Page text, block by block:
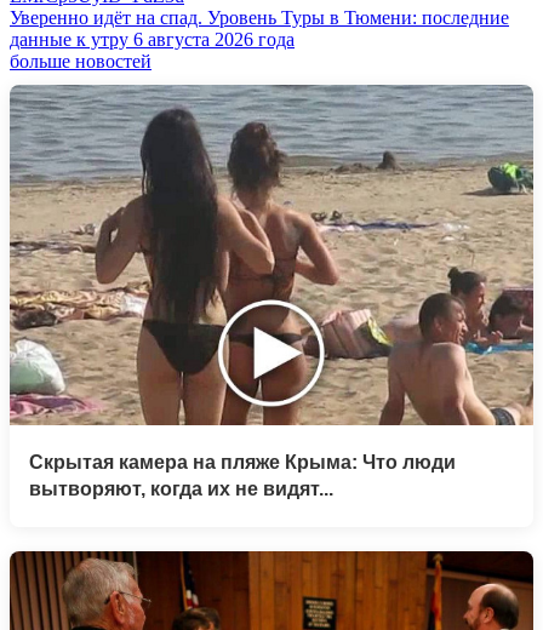
Уверенно идёт на спад. Уровень Туры в Тюмени: последние
данные к утру 6 августа 2026 года
больше новостей
Скрытая камера на пляже Крыма: Что люди
вытворяют, когда их не видят...